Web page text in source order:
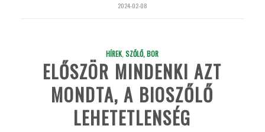
2024-02-08
HÍREK,SZŐLŐ, BOR
ELŐSZÖR MINDENKI AZT
MONDTA, A BIOSZŐLŐ
LEHETETLENSÉG